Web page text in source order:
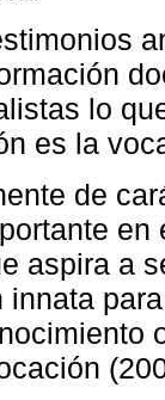
lo
es la
de
aspira a
innata